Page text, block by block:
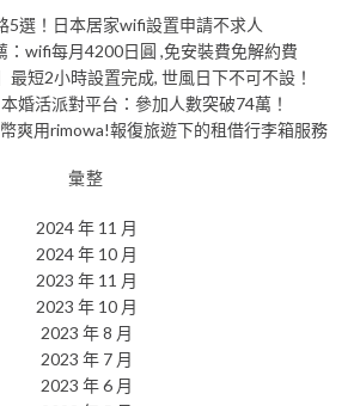
5選！日本居家wifi設置申請不求人
：wifi每月4200日圓 ,免安裝費免解約費
最短2小時設置完成, 世風日下不可不設！
本婚活派對平台：參加人數突破74萬！
爽用rimowa!報復旅遊下的租借行李箱服務
彙整
2024 年 11 月
2024 年 10 月
2023 年 11 月
2023 年 10 月
2023 年 8 月
2023 年 7 月
2023 年 6 月